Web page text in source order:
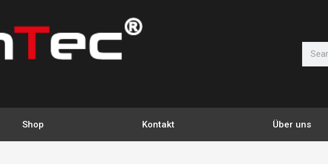
Suche
Shop Kontakt Über uns